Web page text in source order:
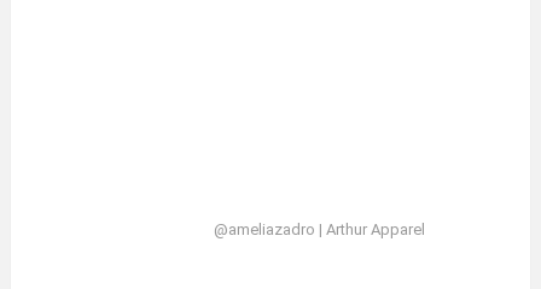
@ameliazadro | Arthur Apparel